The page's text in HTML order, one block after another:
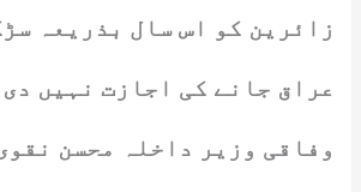
زائرین کو اس سال بذریعہ
عراق جانے کی اجازت نہیں
وفاقی وزیر داخلہ محسن